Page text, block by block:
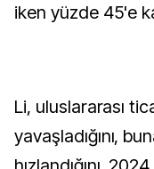
iken yüzde 45'e
Li, uluslararası
yavaşladığını,